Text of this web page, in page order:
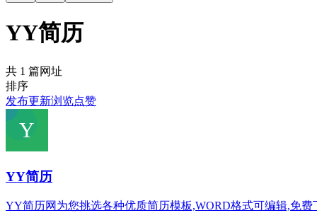
YY简历
共 1 篇网址
排序
发布更新浏览点赞
YY简历
YY简历网为您挑选各种优质简历模板,WORD格式可编辑,免